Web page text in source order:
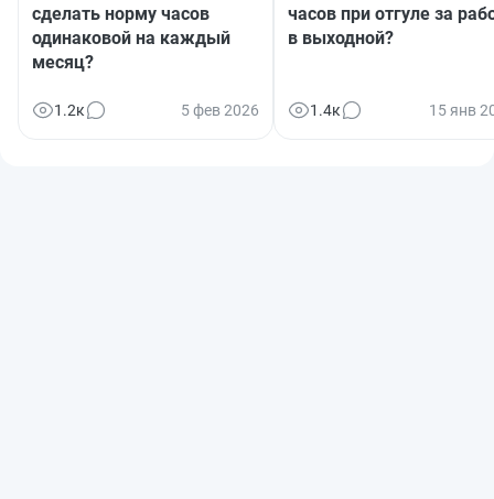
сделать норму часов
одинаковой на каждый
месяц?
1.2к 5 фев 2026
часов при отгуле за
в выходной?
1.4к 15 янв